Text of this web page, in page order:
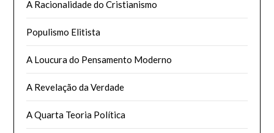
A Racionalidade do Cristianismo
Populismo Elitista
A Loucura do Pensamento Moderno
A Revelação da Verdade
A Quarta Teoria Política